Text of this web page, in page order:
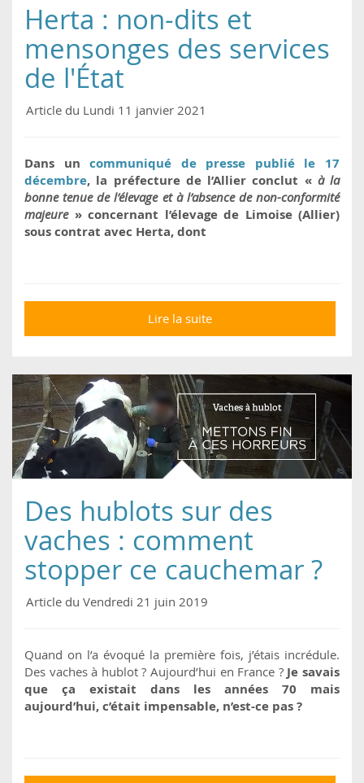
Herta : non-dits et
mensonges des services
de l'État
Article du Lundi 11 janvier 2021
Dans uncommuniqué de presse publié le 17
décembre, la préfecture de l’Allier conclut « à la
bonne tenue de l’élevage et à l’absence de non-conformité
majeure» concernant l’élevage de Limoise (Allier)
sous contrat avec Herta, dont
Lire la suite
mensonges des
Des hublots sur des
vaches : comment
stopper ce cauchemar ?
Article du Vendredi 21 juin 2019
Quand on l’a évoqué la première fois, j’étais incrédule.
Des vaches à hublot ? Aujourd’hui en France ? Je savais
que ça existait dans les années 70 mais
aujourd’hui, c’était impensable, n’est-ce pas ?